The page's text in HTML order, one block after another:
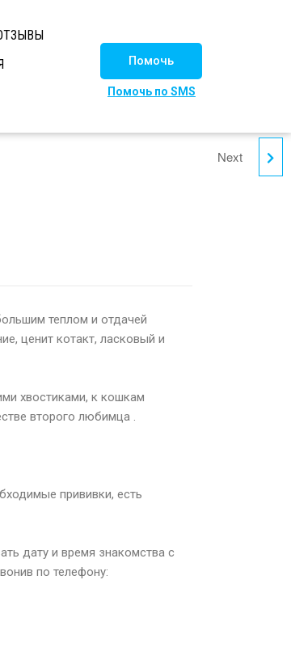
Помочь
Помочь по SMS
Next
теплом и отдачей
ценит котакт, ласковый и
хвостиками, к кошкам
второго любимца .
прививки, есть
дату и время знакомства с
по телефону: